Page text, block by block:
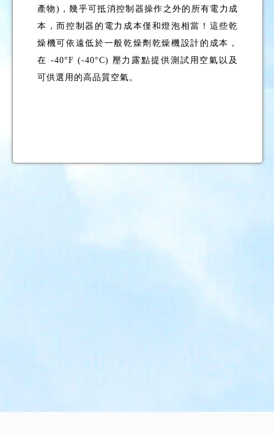
產物)，幾乎可抵消控制器操作之外的所有電力成
本，而控制器的電力成本僅和燈泡相當！這些乾
燥機可依遠低於一般乾燥劑乾燥機設計的成本，
在 -40°F (-40°C) 壓力露點提供測試用空氣以及
可供選用的高品質空氣。